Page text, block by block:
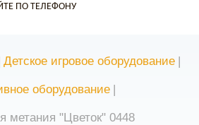
ПО ТЕЛЕФОНУ
Детское игровое оборудование |
оборудование |
метания "Цветок" 0448